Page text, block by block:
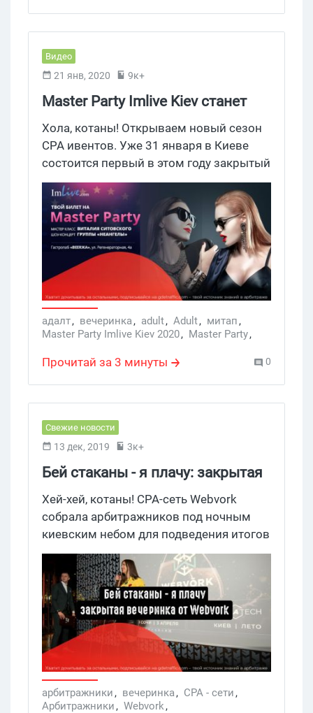
Видео
21 янв, 2020 9к+
Master Party Imlive Kiev станет
первой CPA вечеринкой 2020
года
Хола, котаны! Открываем новый сезон
CPA ивентов. Уже 31 января в Киеве
состоится первый в этом году закрытый
митап для вебмастеров — Master Party
Imlive Kiev. Никаких хантеров и
менеджеров, только арбитражники. Это
отличная возможность научиться
работать с прибыльной вертикалью,
пообщаться с топами рынка и
качественно отдохнуть. Нужны детали?
Тогда оставайся с нами и читай анонс!
адалт, вечеринка, adult, Adult, митап,
Master Party Imlive Kiev 2020, Master Party,
Прочитай за 3 минуты 0
Свежие новости
13 дек, 2019 3к+
Бей стаканы - я плачу: закрытая
вечеринка от Webvork
Хей-хей, котаны! CPA-сеть Webvork
собрала арбитражников под ночным
киевским небом для подведения итогов
уходящего года. На закрытой вечеринке
были только свои. Опытные
арбитражники без утайки рассказали о
своих провалах и достижениях, а также
поделились планами на грядущий 2020
год.
арбитражники, вечеринка, CPA - сети,
Арбитражники, Webvork,